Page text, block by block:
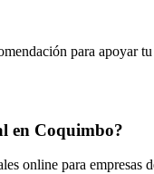
para apoyar
en Coquimbo?
online para